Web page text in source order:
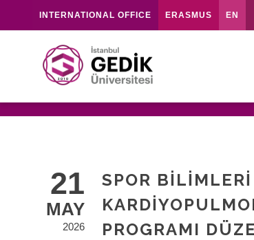
INTERNATIONAL OFFICE ERASMUS EN
21
MAY
2026
SPOR
PROGRAMI